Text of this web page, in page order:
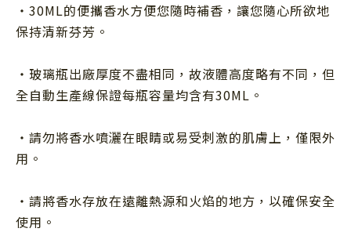
・ 30ML的便攜香水方便您隨時補香，讓您隨心所欲地
保持清新芬芳。
・玻璃瓶出廠厚度不盡相同，故液體高度略有不同，但
全自動生產線保證每瓶容量均含有30ML。
・請勿將香水噴灑在眼睛或易受刺激的肌膚上，僅限外
用。
・請將香水存放在遠離熱源和火焰的地方，以確保安全
使用。